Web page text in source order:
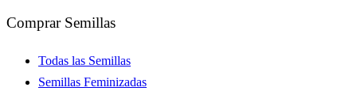
Comprar Semillas
Todas las Semillas
Semillas Feminizadas